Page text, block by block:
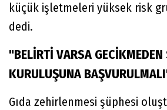
küçük işletmeleri yüksek risk
dedi.
"BELİRTİ VARSA
KURULUŞUNA
Gıda zehirlenmesi şüphesi